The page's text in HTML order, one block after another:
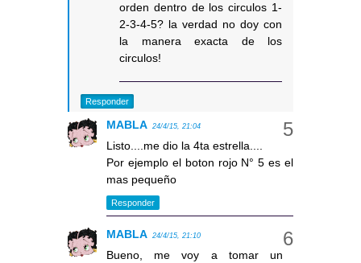
orden dentro de los circulos 1-
2-3-4-5? la verdad no doy con
la manera exacta de los
circulos!
Responder
MABLA 24/4/15, 21:04
Listo....me dio la 4ta estrella....
Por ejemplo el boton rojo N° 5 es el
mas pequeño
Responder
MABLA 24/4/15, 21:10
Bueno, me voy a tomar un